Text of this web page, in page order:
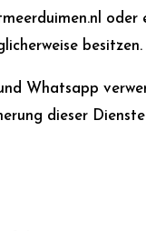
besitzen.
Whatsapp
dieser